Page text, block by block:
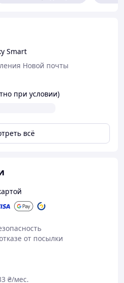
+38 (067) 967 22 08
в інтернет магазині
Карпат"?
я
Товар в
магазині?
Smart
Новой почты
при условии)
всё
от посылки
₴/мес.